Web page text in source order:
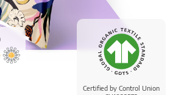
Certified by Control Union